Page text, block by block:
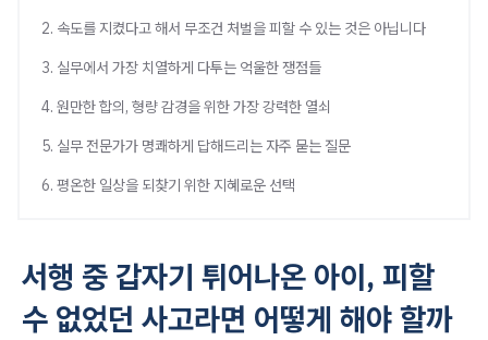
2. 속도를 지켰다고 해서 무조건 처벌을 피할 수 있는 것은 아닙니다
3. 실무에서 가장 치열하게 다투는 억울한 쟁점들
4. 원만한 합의, 형량 감경을 위한 가장 강력한 열쇠
5. 실무 전문가가 명쾌하게 답해드리는 자주 묻는 질문
6. 평온한 일상을 되찾기 위한 지혜로운 선택
서행 중 갑자기 튀어나온 아이, 피할
수 없었던 사고라면 어떻게 해야 할까